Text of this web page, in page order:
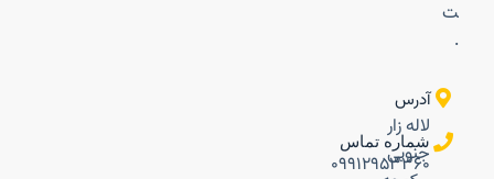
ت
.
آدرس
لاله زار
جنوبی
شماره تماس
۰۹۹۱۲۹۵۳۳۶۰